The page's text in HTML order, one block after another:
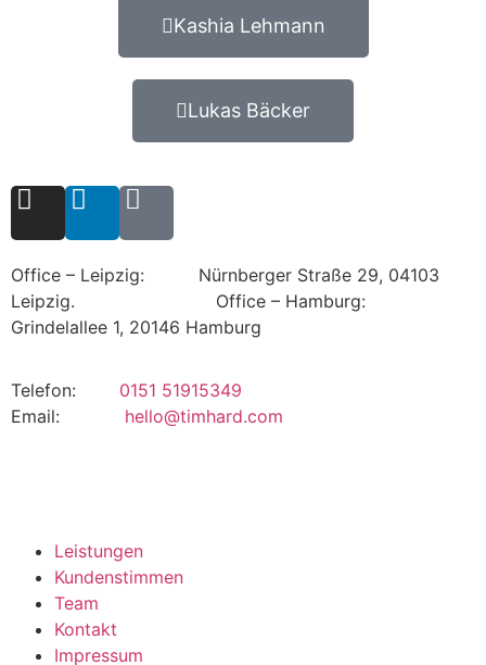
Kashia Lehmann
Lukas Bäcker
Telefon: 0151 51915349
Email: hello@timhard.com
Office – Leipzig: Nürnberger Straße 29, 04103
Leipzig. Office – Hamburg:
Grindelallee 1, 20146 Hamburg
Leistungen
Kundenstimmen
Team
Kontakt
Impressum